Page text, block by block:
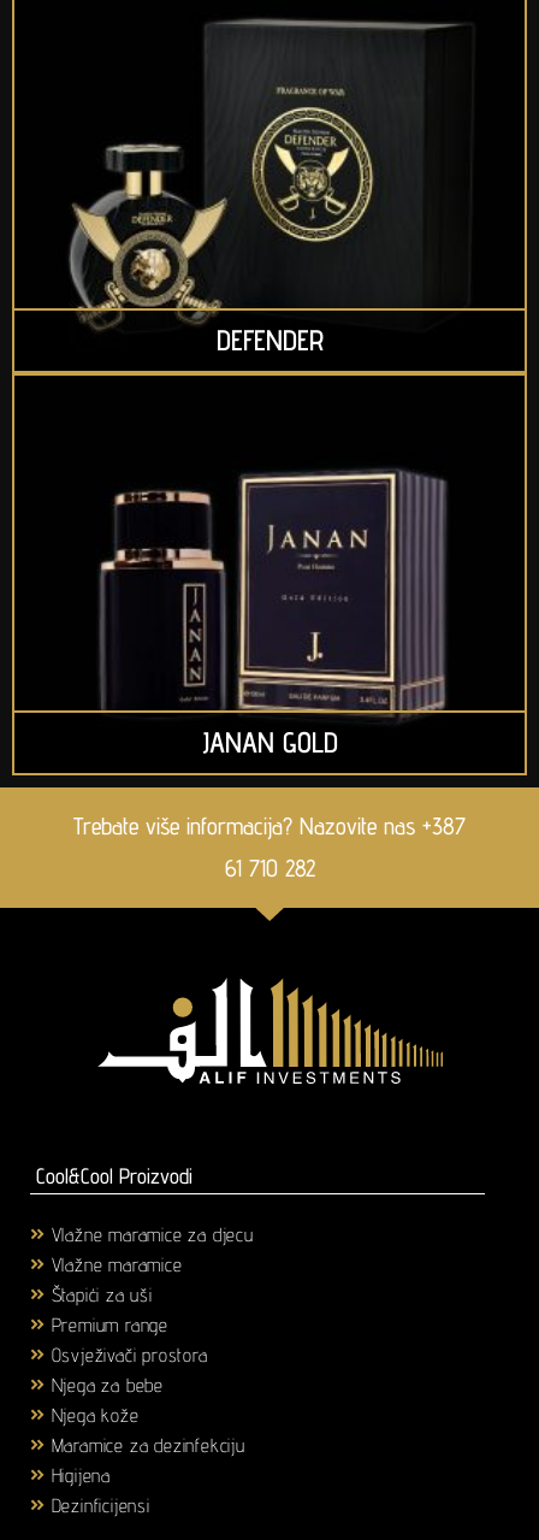
DEFENDER
JANAN GOLD
Trebate više informacija? Nazovite nas +387
61 710 282
Cool&Cool Proizvodi
Vlažne maramice za djecu
Vlažne maramice
Štapići za uši
Premium range
Osvježivači prostora
Njega za bebe
Njega kože
Maramice za dezinfekciju
Higijena
Dezinficijensi